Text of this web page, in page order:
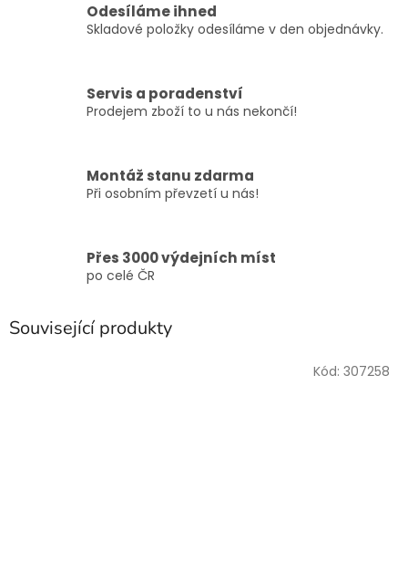
Odesíláme ihned
Skladové položky odesíláme v den objednávky.
Servis a poradenství
Prodejem zboží to u nás nekončí!
Montáž stanu zdarma
Při osobním převzetí u nás!
Přes 3000 výdejních míst
po celé ČR
Související produkty
Kód: 307258